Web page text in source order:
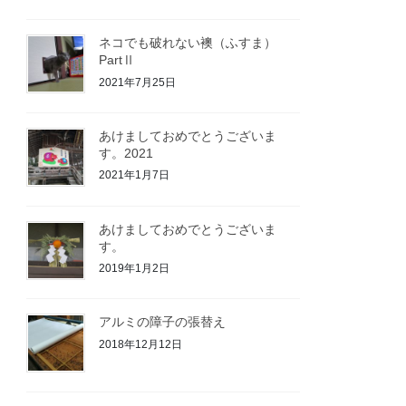
ネコでも破れない襖（ふすま）
PartⅡ
2021年7月25日
あけましておめでとうございま
す。2021
2021年1月7日
あけましておめでとうございま
す。
2019年1月2日
アルミの障子の張替え
2018年12月12日